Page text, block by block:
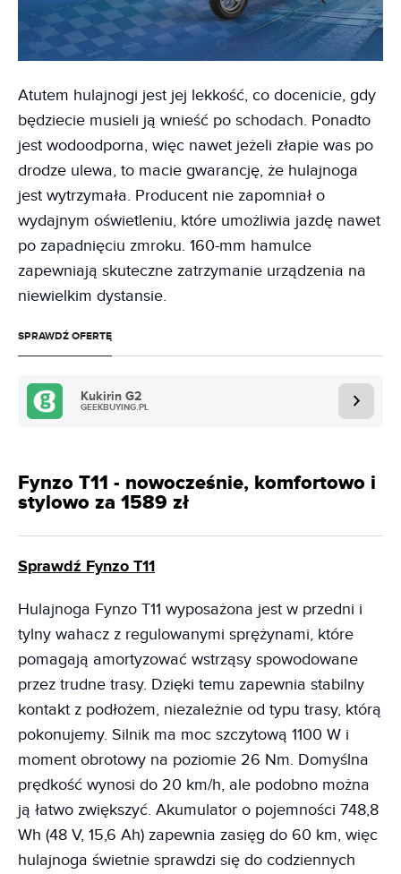
Atutem hulajnogi jest jej lekkość, co docenicie, gdy
będziecie musieli ją wnieść po schodach. Ponadto
jest wodoodporna, więc nawet jeżeli złapie was po
drodze ulewa, to macie gwarancję, że hulajnoga
jest wytrzymała. Producent nie zapomniał o
wydajnym oświetleniu, które umożliwia jazdę nawet
po zapadnięciu zmroku. 160-mm hamulce
zapewniają skuteczne zatrzymanie urządzenia na
niewielkim dystansie.
SPRAWDŹ OFERTĘ
Kukirin G2
GEEKBUYING.PL
Fynzo T11 - nowocześnie, komfortowo i
stylowo za 1589 zł
Sprawdź Fynzo T11
Hulajnoga Fynzo T11 wyposażona jest w przedni i
tylny wahacz z regulowanymi sprężynami, które
pomagają amortyzować wstrząsy spowodowane
przez trudne trasy. Dzięki temu zapewnia stabilny
kontakt z podłożem, niezależnie od typu trasy, którą
pokonujemy. Silnik ma moc szczytową 1100 W i
moment obrotowy na poziomie 26 Nm. Domyślna
prędkość wynosi do 20 km/h, ale podobno można
ją łatwo zwiększyć. Akumulator o pojemności 748,8
Wh (48 V, 15,6 Ah) zapewnia zasięg do 60 km, więc
hulajnoga świetnie sprawdzi się do codziennych